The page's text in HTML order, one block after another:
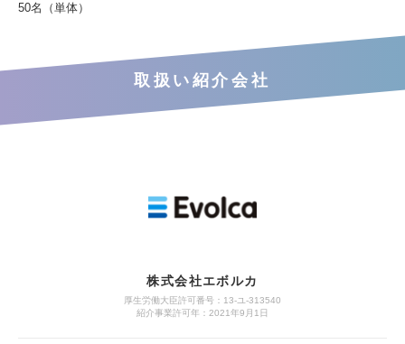
50名（単体）
取扱い紹介会社
株式会社エボルカ
厚生労働大臣許可番号：13‐ユ‐313540
紹介事業許可年：2021年9月1日